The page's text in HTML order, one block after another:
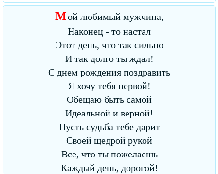
Мой любимый мужчина,
Наконец - то настал
Этот день, что так сильно
И так долго ты ждал!
С днем рождения поздравить
Я хочу тебя первой!
Обещаю быть самой
Идеальной и верной!
Пусть судьба тебе дарит
Своей щедрой рукой
Все, что ты пожелаешь
Каждый день, дорогой!